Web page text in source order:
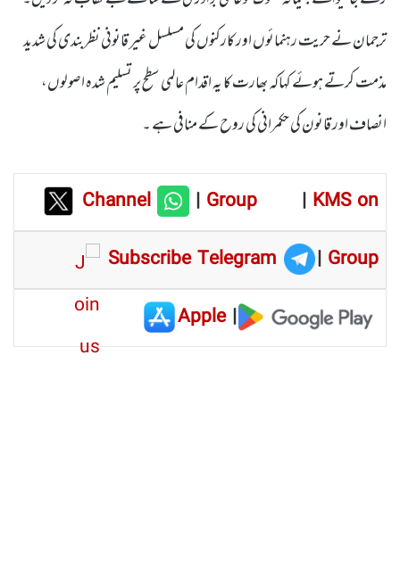
ترجمان نے حریت رہنمائوں اور کارکنوں کی مسلسل غیر قانونی نظربندی کی شدید
مذمت کرتے ہوئے کہاکہ بھارت کا یہ اقدام عالمی سطح پر تسلیم شدہ اصولوں،
انصاف اور قانون کی حکمرانی کی روح کے منافی ہے ۔
Channel |Group | KMS on
Subscribe Telegram
| Group
|
Apple